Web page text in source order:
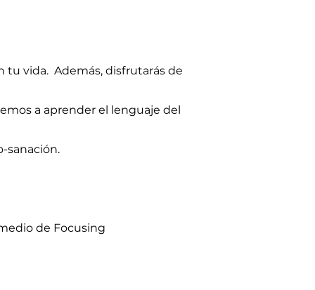
tu vida. Además, disfrutarás de
a aprender el lenguaje del
sanación.
de Focusing